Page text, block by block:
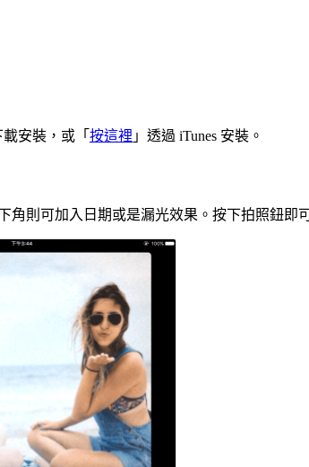
安裝，或「 按這裡 」透過 iTunes 安裝。
角則可加入日期或是漏光效果。按下拍照鈕即